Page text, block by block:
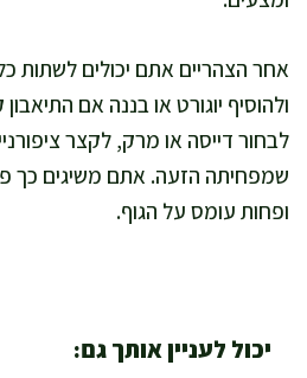
אחר הצהריים אתם יכולים לשתות
ולהוסיף יוגורט או בננה אם
לבחור דייסה או מרק, לקצר
שמפחיתה הזעה. אתם משיגים כך
ופחות עומס על הגוף.
יכול לעניין אותך גם: